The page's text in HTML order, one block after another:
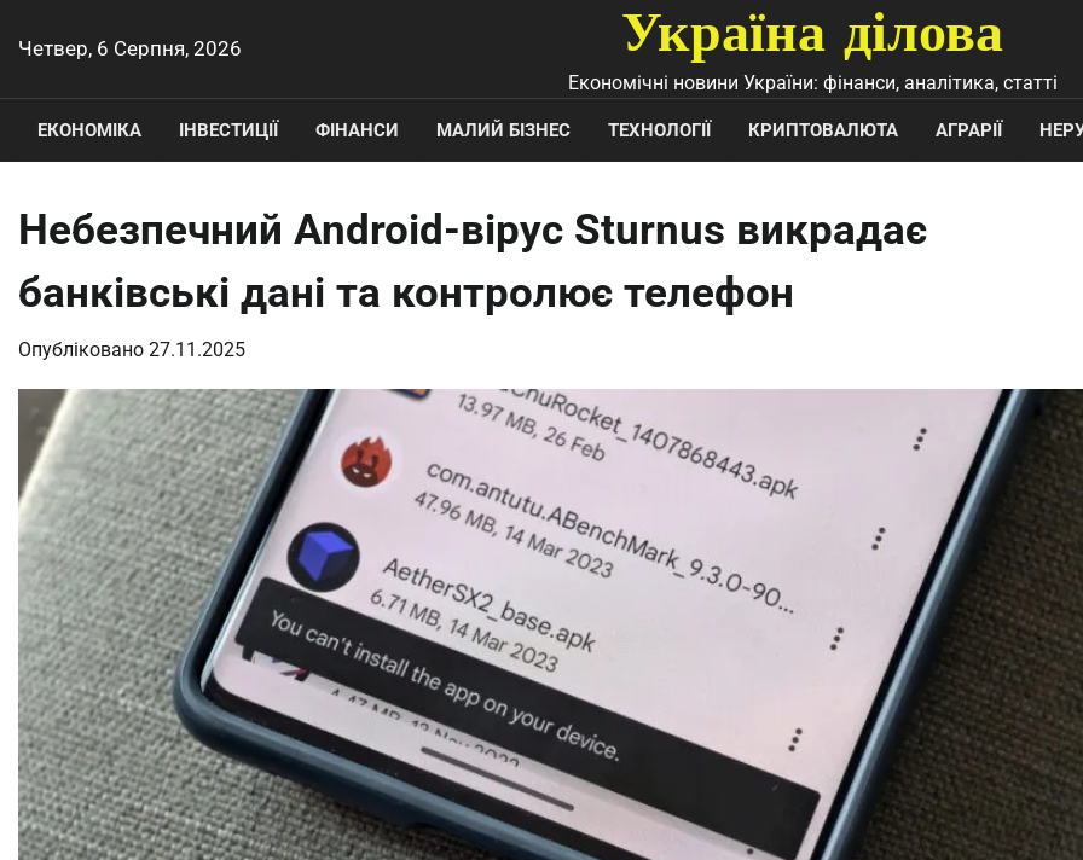
доЧетвер, 6 Серпня, 2026 Україна ділова
Економічні новини України: фінанси, аналітика, статті
ЕКОНОМІКА ІНВЕСТИЦІЇ ФІНАНСИ МАЛИЙ БІЗНЕС ТЕХНОЛОГІЇ КРИПТОВАЛЮТА АГРАРІЇ
Небезпечний Android-вірус Sturnus викрадає
банківські дані та контролює телефон
Опубліковано 27.11.2025